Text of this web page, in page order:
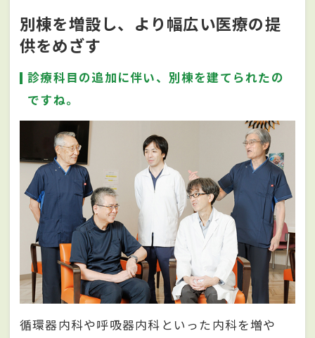
別棟を増設し、より幅広い医療の提
供をめざす
診療科目の追加に伴い、別棟を建てられたの
ですね。
循環器内科や呼吸器内科といった内科を増や